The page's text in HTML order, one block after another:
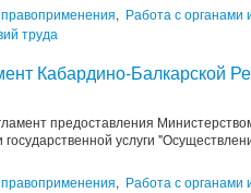
, Работа с органами
труда
Кабардино-Балкарской
предоставления
услуги
, Работа с органами